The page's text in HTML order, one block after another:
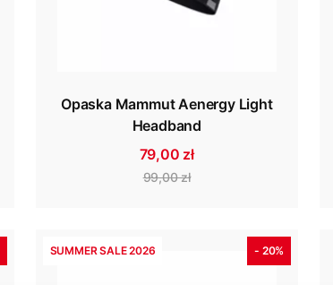
Opaska Mammut Aenergy Light
Headband
79,00 zł
99,00 zł
SUMMER SALE 2026 - 20%